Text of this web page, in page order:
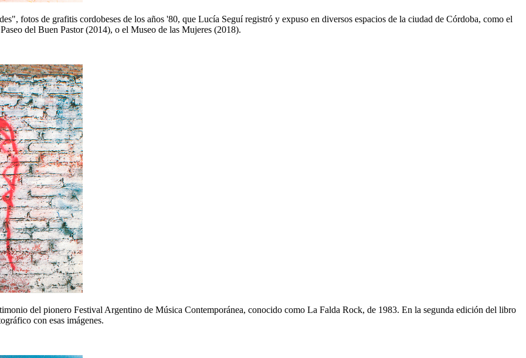
fotos de grafitis cordobeses de los años '80, que Lucía Seguí registró y expuso en diversos espacios de la ciudad de Córdoba, como el
del Buen Pastor (2014), o el Museo de las Mujeres (2018).
del pionero Festival Argentino de Música Contemporánea, conocido como La Falda Rock, de 1983. En la segunda edición del libro
con esas imágenes.